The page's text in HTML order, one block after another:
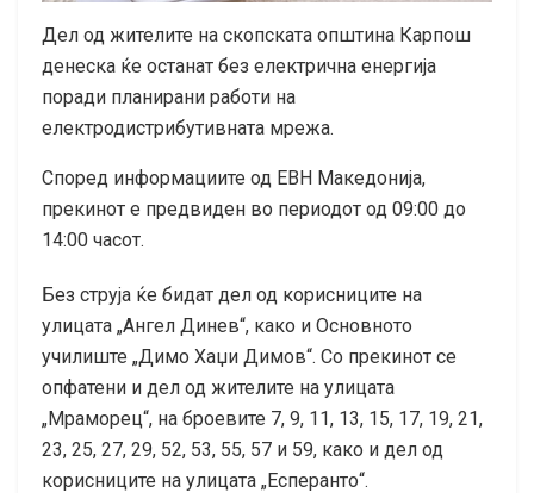
Дел од жителите на скопската општина Карпош
денеска ќе останат без електрична енергија
поради планирани работи на
електродистрибутивната мрежа.
Според информациите од ЕВН Македонија,
прекинот е предвиден во периодот од 09:00 до
14:00 часот.
Без струја ќе бидат дел од корисниците на
улицата „Ангел Динев“, како и Основното
училиште „Димо Хаџи Димов“. Со прекинот се
опфатени и дел од жителите на улицата
„Мраморец“, на броевите 7, 9, 11, 13, 15, 17, 19, 21,
23, 25, 27, 29, 52, 53, 55, 57 и 59, како и дел од
корисниците на улицата „Есперанто“.